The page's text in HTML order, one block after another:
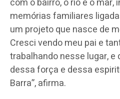
com o bairro, o rio e o mar,
memórias familiares
um projeto que nasce de
Cresci vendo meu pai e
trabalhando nesse lugar,
dessa força e dessa
Barra”, afirma.